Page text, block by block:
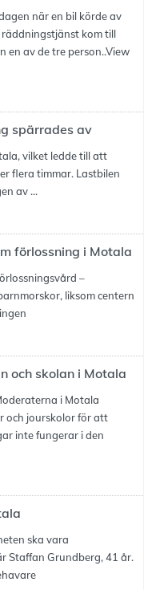
när en bil körde av
kom till
en av de tre person..View
spärrades av
vilket ledde till att
flera timmar. Lastbilen
av ...
förlossning i Motala
–
liksom centern
och skolan i Motala
i Motala
och jourskolor för att
inte fungerar i den
ska vara
Staffan Grundberg, 41 år.